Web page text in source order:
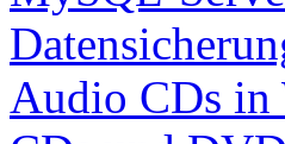
Audio CDs in